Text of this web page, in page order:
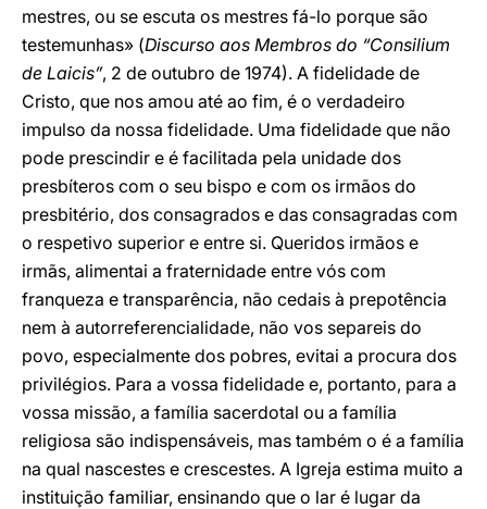
mestres, ou se escuta os mestres fá-lo porque são
testemunhas» (Discurso aos Membros do “Consilium
de Laicis”, 2 de outubro de 1974). A fidelidade de
Cristo, que nos amou até ao fim, é o verdadeiro
impulso da nossa fidelidade. Uma fidelidade que não
pode prescindir e é facilitada pela unidade dos
presbíteros com o seu bispo e com os irmãos do
presbitério, dos consagrados e das consagradas com
o respetivo superior e entre si. Queridos irmãos e
irmãs, alimentai a fraternidade entre vós com
franqueza e transparência, não cedais à prepotência
nem à autorreferencialidade, não vos separeis do
povo, especialmente dos pobres, evitai a procura dos
privilégios. Para a vossa fidelidade e, portanto, para a
vossa missão, a família sacerdotal ou a família
religiosa são indispensáveis, mas também o é a família
na qual nascestes e crescestes. A Igreja estima muito a
instituição familiar, ensinando que o lar é lugar da